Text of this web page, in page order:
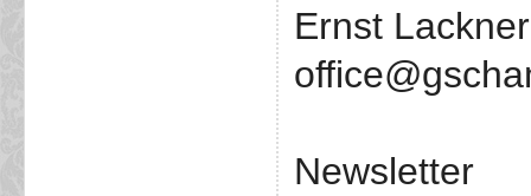
Ernst Lackner
Newsletter